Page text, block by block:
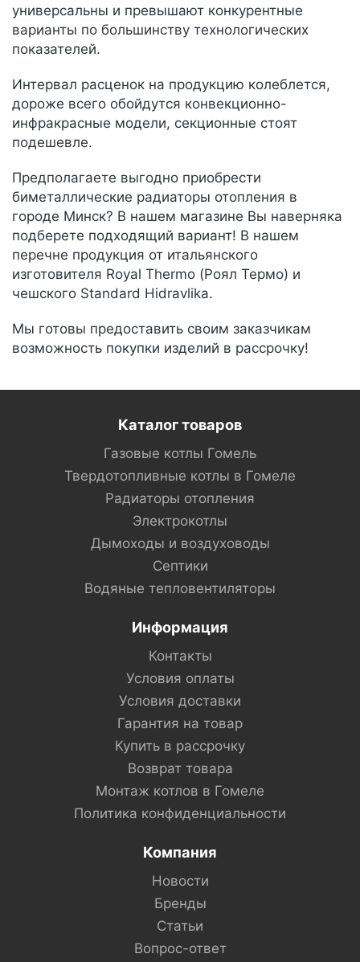
универсальны и превышают конкурентные
варианты по большинству технологических
показателей.
Интервал расценок на продукцию колеблется,
дороже всего обойдутся конвекционно-
инфракрасные модели, секционные стоят
подешевле.
Предполагаете выгодно приобрести
биметаллические радиаторы отопления в
городе Минск? В нашем магазине Вы наверняка
подберете подходящий вариант! В нашем
перечне продукция от итальянского
изготовителя Royal Thermo (Роял Термо) и
чешского Standard Hidravlika.
Мы готовы предоставить своим заказчикам
возможность покупки изделий в рассрочку!
Каталог товаров
Газовые котлы Гомель
Твердотопливные котлы в Гомеле
Радиаторы отопления
Электрокотлы
Дымоходы и воздуховоды
Септики
Водяные тепловентиляторы
Информация
Контакты
Условия оплаты
Условия доставки
Гарантия на товар
Купить в рассрочку
Возврат товара
Монтаж котлов в Гомеле
Политика конфиденциальности
Компания
Новости
Бренды
Статьи
Вопрос-ответ